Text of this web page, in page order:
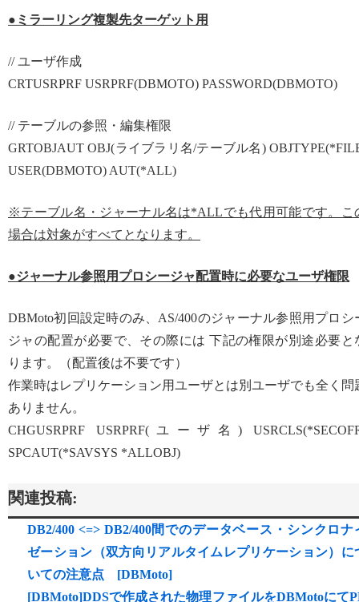
●ミラーリング複製先ターゲット用
// ユーザ作成
CRTUSRPRF USRPRF(DBMOTO) PASSWORD(DBMOTO)
// テーブルの参照・編集権限
GRTOBJAUT OBJ(ライブラリ名/テーブル名)
USER(DBMOTO) AUT(*ALL)
※テーブル名・ジャーナル名は*ALLでも代用可能です。こ
場合は対象がすべてとなります。
●ジャーナル参照用プロシージャ配置時に必要なユーザ権限
DBMoto初回設定時のみ、AS/400のジャーナル参照用プロシ
ジャの配置が必要で、その際には 下記の権限が別途必要と
ります。（配置後は不要です）
作業時はレプリケーション用ユーザとは別ユーザでも全く問
ありません。
CHGUSRPRF USRPRF(ユーザ名)
SPCAUT(*SAVSYS *ALLOBJ)
関連投稿:
DB2/400 <=> DB2/400間でのデータベース・シンクロナ
ゼーション（双方向リアルタイムレプリケーション）に
いての注意点 [DBMoto]
[DBMoto]DDSで作成された物理ファイルをDBMotoにて